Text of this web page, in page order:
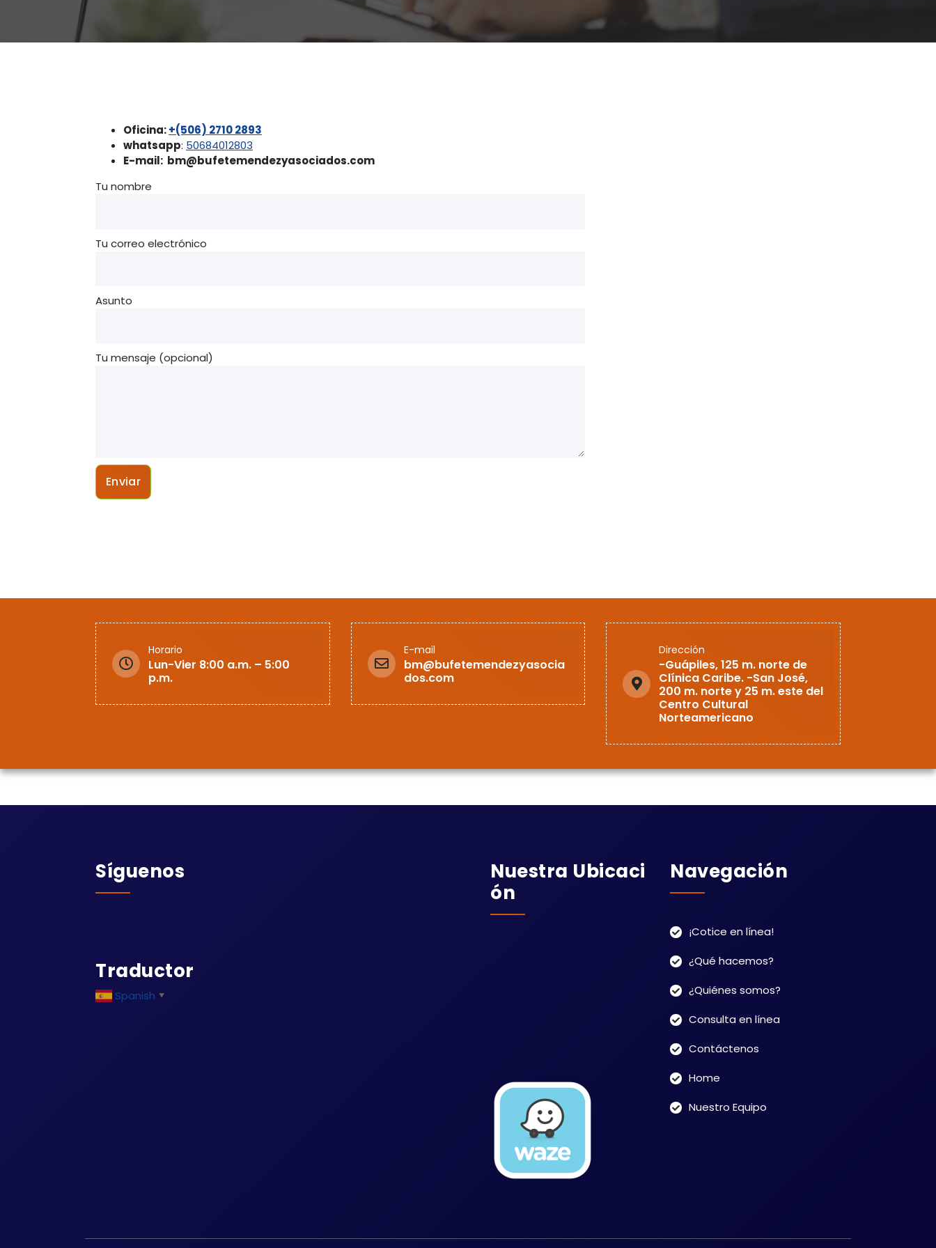
Oficina:+(506) 2710 2893
whatsapp: 50684012803
E-mail: bm@bufetemendezyasociados.com
Tu nombre
Tu correo electrónico
Asunto
Tu mensaje (opcional)
Horario
Lun-Vier 8:00 a.m. – 5:00
p.m.
E-mail
bm@bufetemendezyasocia
dos.com
Dirección
-Guápiles, 125 m. norte de
Clínica Caribe. -San José,
200 m. norte y 25 m. este del
Centro Cultural
Norteamericano
Síguenos
Traductor
Spanish ▼
Nuestra Ubicaci
Ón
Navegación
¡Cotice en línea!
¿Qué hacemos?
¿Quiénes somos?
Consulta en línea
Contáctenos
Home
Nuestro Equipo